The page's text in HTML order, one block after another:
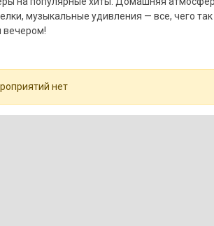
музыкальные удивления — все, чего так
вечером!
нет